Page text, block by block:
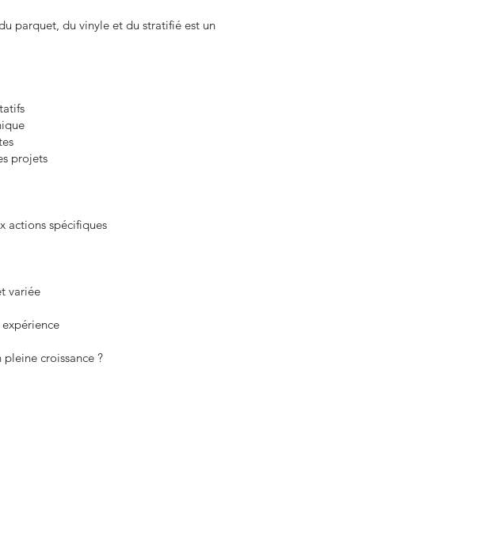
parquet, du vinyle et du stratifié est un
projets
actions spécifiques
variée
croissance ?